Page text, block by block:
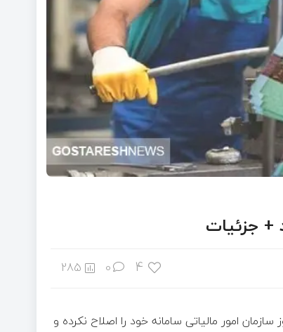
+ جزئیات
4
0
285
امور مالیاتی سامانه خود را اصلاح نکرده و